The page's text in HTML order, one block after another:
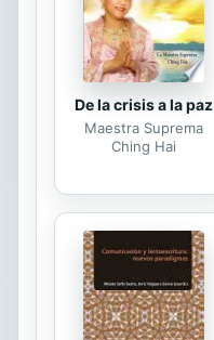
De la crisis a la paz
Maestra Suprema
Ching Hai